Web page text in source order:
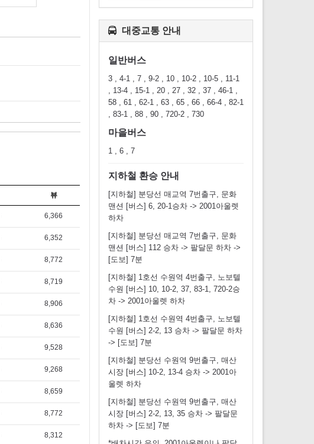
뷰
6,366
6,352
8,772
8,719
8,906
8,636
9,528
9,268
8,659
8,772
8,312
대중교통 안내
일반버스
3 , 4-1 , 7 , 9-2 , 10 , 10-2 , 10-5 , 11-1
, 13-4 , 15-1 , 20 , 27 , 32 , 37 , 46-1 ,
58 , 61 , 62-1 , 63 , 65 , 66 , 66-4 , 82-1
, 83-1 , 88 , 90 , 720-2 , 730
마을버스
1 , 6 , 7
지하철 환승 안내
[지하철] 분당선 매교역 7번출구, 문화
맨션 [버스] 6, 20-1승차 -> 2001아울렛
하차
[지하철] 분당선 매교역 7번출구, 문화
맨션 [버스] 112 승차 -> 팔달문 하차 ->
[도보] 7분
[지하철] 1호선 수원역 4번출구, 노보텔
수원 [버스] 10, 10-2, 37, 83-1, 720-2승
차 -> 2001아울렛 하차
[지하철] 1호선 수원역 4번출구, 노보텔
수원 [버스] 2-2, 13 승차 -> 팔달문 하차
-> [도보] 7분
[지하철] 분당선 수원역 9번출구, 매산
시장 [버스] 10-2, 13-4 승차 -> 2001아
울렛 하차
[지하철] 분당선 수원역 9번출구, 매산
시장 [버스] 2-2, 13, 35 승차 -> 팔달문
하차 -> [도보] 7분